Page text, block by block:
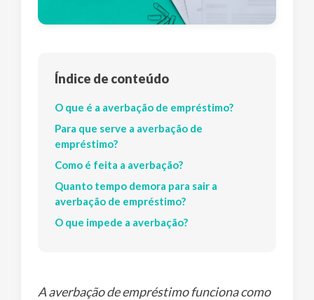
Índice de conteúdo
O que é a averbação de empréstimo?
Para que serve a averbação de
empréstimo?
Como é feita a averbação?
Quanto tempo demora para sair a
averbação de empréstimo?
O que impede a averbação?
A averbação de empréstimo funciona como